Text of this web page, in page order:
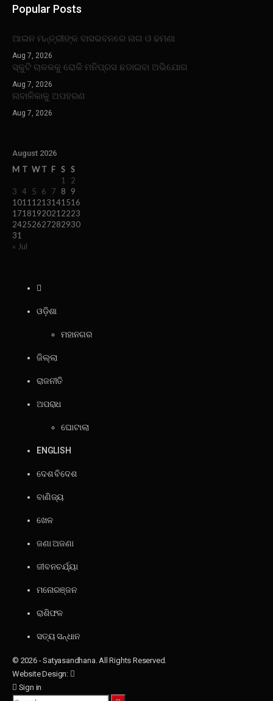
Popular Posts
ଆଇନ ମନ୍ତ୍ରୀଙ୍କ ବାସଭବନରେ ନାଗ ଓ ଢମଣା
Aug 7, 2026
ସ୍କୁଟି ଚାଳକକୁ ରୋକି ମନିପ୍ରସ ଛଡାଇବା ଅଭିଯୋଗ
Aug 7, 2026
ନାବାଳିକାକୁ ଅପହରଣ
Aug 7, 2026
August 2026
M T W T F S S
1
2
3 4 5 6 7 8
9
1011 1213141516
1718192021 2223
24252627282930
31
« Jul
ଓଡ଼ିଶା
ମହାନଗର
ଜିଲ୍ଲା
ରାଜନୀତି
ଅପରାଧ
ଘୋଟାଲା
ENGLISH
ଦେଶ ବିଦେଶ
ବାଣିଜ୍ୟ
ଖେଳ
ଜଣା ଅଜଣା
ଜୀବନଚର୍ଯ୍ୟା
ମନୋରଞ୍ଜନ
ରାଶିଫଳ
ସତ୍ୟ ସନ୍ଧାନ
© 2026 - Satyasandhana. All Rights Reserved.
Website Design:
Sign in